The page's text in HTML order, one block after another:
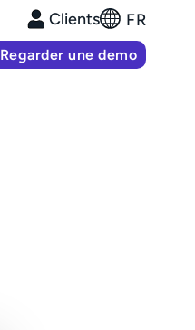
Clients FR
Regarder une demo